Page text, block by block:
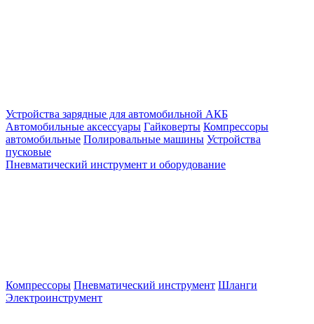
Устройства зарядные для автомобильной АКБ
Автомобильные аксессуары Гайковерты Компрессоры
автомобильные Полировальные машины Устройства
пусковые
Пневматический инструмент и оборудование
Компрессоры Пневматический инструмент Шланги
Электроинструмент